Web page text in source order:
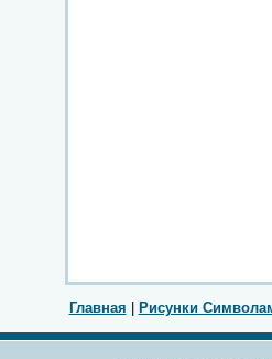
Главная Рисунки